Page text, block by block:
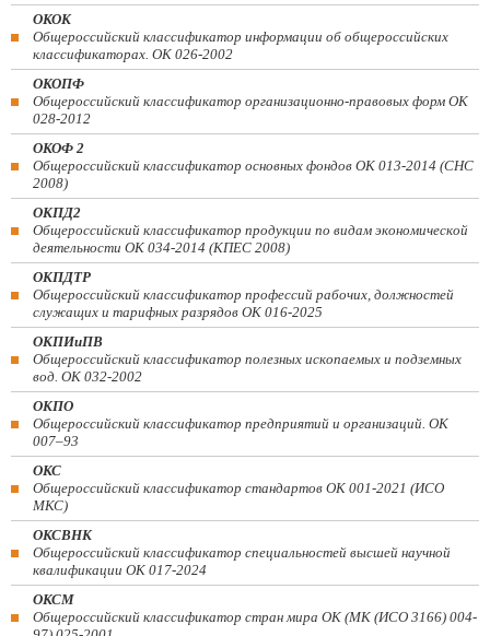
ОКОК
Общероссийский классификатор информации об общероссийских
классификаторах. ОК 026-2002
ОКОПФ
Общероссийский классификатор организационно-правовых форм ОК
028-2012
ОКОФ 2
Общероссийский классификатор основных фондов ОК 013-2014 (СНС
2008)
ОКПД2
Общероссийский классификатор продукции по видам экономической
деятельности ОК 034-2014 (КПЕС 2008)
ОКПДТР
Общероссийский классификатор профессий рабочих, должностей
служащих и тарифных разрядов ОК 016-2025
ОКПИиПВ
Общероссийский классификатор полезных ископаемых и подземных
вод. ОК 032-2002
ОКПО
Общероссийский классификатор предприятий и организаций. ОК
007–93
ОКС
Общероссийский классификатор стандартов ОК 001-2021 (ИСО
МКС)
ОКСВНК
Общероссийский классификатор специальностей высшей научной
квалификации ОК 017-2024
ОКСМ
Общероссийский классификатор стран мира ОК (МК (ИСО 3166) 004-